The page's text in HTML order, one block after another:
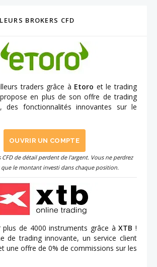
BROKERS CFD
traders grâce à Etoro et le trading
en plus de son offre de trading
des fonctionnalités innovantes sur le
OUVRIR UN COMPTE
CFD de détail perdent de l'argent. Vous ne perdrez
que le montant investi dans chaque position.
plus de 4000 instruments grâce àXTB !
de trading innovante, un service client
une offre de 0% de commissions sur les